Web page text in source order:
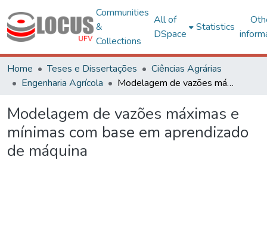
Communities
&
Collections
All of
DSpace
Statistics
Home Teses e Dissertações
Ciências Agrárias
Engenharia Agrícola
Modelagem de vazões máximas e mínimas com base em aprendizado de máquina
Modelagem de vazões máximas e
mínimas com base em aprendizado
de máquina